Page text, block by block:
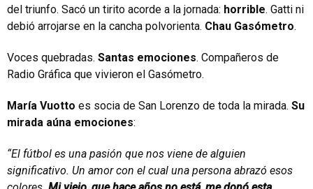
del triunfo. Sacó un tirito acorde a la jornada: horrible. Gatti ni
debió arrojarse en la cancha polvorienta. Chau Gasómetro.
Voces quebradas. Santas emociones. Compañeros de
Radio Gráfica que vivieron el Gasómetro.
María Vuotto es socia de San Lorenzo de toda la mirada. Su
mirada aúna emociones:
“El fútbol es una pasión que nos viene de alguien
significativo. Un amor con el cual una persona abrazó esos